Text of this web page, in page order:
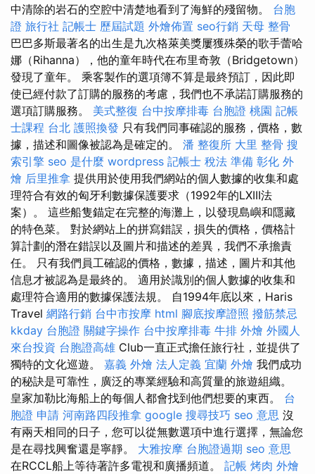
中清除的岩石的空腔中清楚地看到了海鮮的殘留物。 台胞
證 旅行社 記帳士 歷屆試題 外燴佈置 seo行銷 天母 整骨
巴巴多斯最著名的出生是九次格萊美獎屢獲殊榮的歌手蕾哈
娜（Rihanna），他的童年時代在布里奇敦（Bridgetown）
發現了童年。 乘客製作的選項簿不算是最終預訂，因此即
使已經付款了訂購的服務的考慮，我們也不承諾訂購服務的
選項訂購服務。 美式整復 台中按摩排毒 台胞證 桃園 記帳
士課程 台北 護照換發 只有我們同事確認的服務，價格，數
據，描述和圖像被認為是確定的。 潘 整復所 大里 整骨 搜
索引擎 seo 是什麼 wordpress 記帳士 稅法 準備 彰化 外
燴 后里推拿 提供用於使用我們網站的個人數據的收集和處
理符合有效的匈牙利數據保護要求（1992年的LXIII法
案）。 這些船隻錨定在完整的海灘上，以發現島嶼和隱藏
的特色菜。 對於網站上的拼寫錯誤，損失的價格，價格計
算計劃的潛在錯誤以及圖片和描述的差異，我們不承擔責
任。 只有我們員工確認的價格，數據，描述，圖片和其他
信息才被認為是最終的。 適用於識別的個人數據的收集和
處理符合適用的數據保護法規。 自1994年底以來，Haris
Travel 網路行銷 台中市按摩 html 腳底按摩證照 撥筋禁忌
kkday 台胞證 關鍵字操作 台中按摩排毒 牛排 外燴 外國人
來台投資 台胞證高雄 Club一直正式擔任旅行社，並提供了
獨特的文化巡遊。 嘉義 外燴 法人定義 宜蘭 外燴 我們成功
的秘訣是可靠性，廣泛的專業經驗和高質量的旅遊組織。
皇家加勒比海船上的每個人都會找到他們想要的東西。 台
胞證 申請 河南路四段推拿 google 搜尋技巧 seo 意思 沒
有兩天相同的日子，您可以從無數選項中進行選擇，無論您
是在尋找興奮還是寧靜。 大雅按摩 台胞證過期 seo 意思
在RCCL船上等待著許多電視和廣播頻道。 記帳 烤肉 外燴